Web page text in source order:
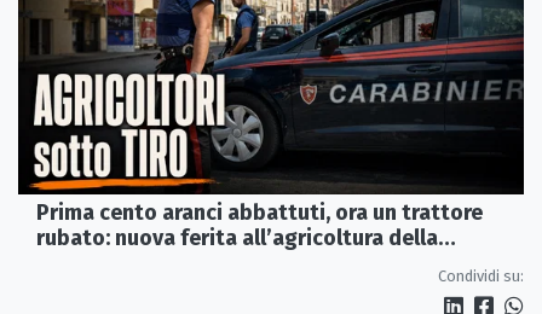
Prima cento aranci abbattuti, ora un trattore
rubato: nuova ferita all’agricoltura della
Condividi su: